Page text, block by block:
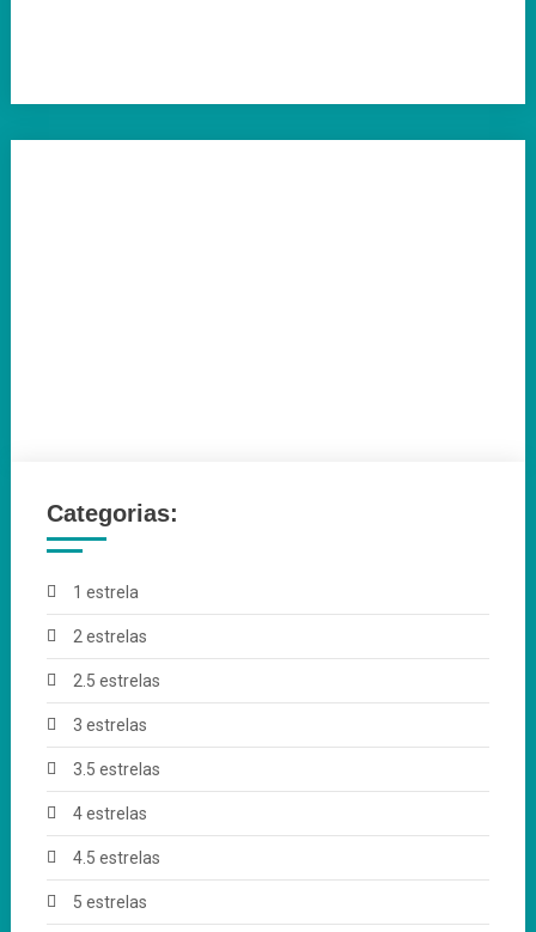
Categorias:
1 estrela
2 estrelas
2.5 estrelas
3 estrelas
3.5 estrelas
4 estrelas
4.5 estrelas
5 estrelas